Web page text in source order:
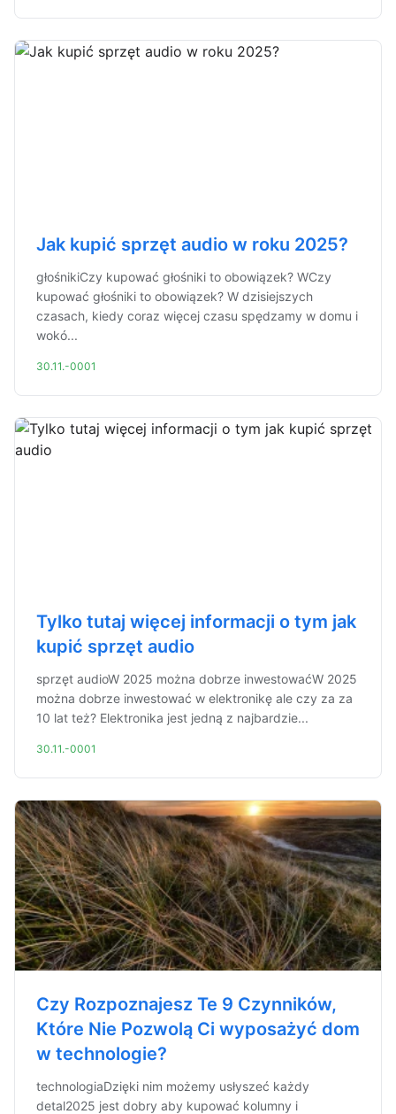
Jak kupić sprzęt audio w roku 2025?
głośnikiCzy kupować głośniki to obowiązek? WCzy
kupować głośniki to obowiązek? W dzisiejszych
czasach, kiedy coraz więcej czasu spędzamy w domu i
wokó...
30.11.-0001
Tylko tutaj więcej informacji o tym jak
kupić sprzęt audio
sprzęt audioW 2025 można dobrze inwestowaćW 2025
można dobrze inwestować w elektronikę ale czy za za
10 lat też? Elektronika jest jedną z najbardzie...
30.11.-0001
Czy Rozpoznajesz Te 9 Czynników,
Które Nie Pozwolą Ci wyposażyć dom
w technologie?
technologiaDzięki nim możemy usłyszeć każdy
detal2025 jest dobry aby kupować kolumny i